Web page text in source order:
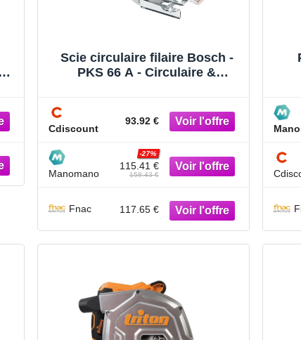
Scie circulaire filaire Bosch -
PKS 66 A - Circulaire &
Cdiscount
93.92 €
Manomano
115.41 €
-27%
158.43 €
Fnac 117.65 €